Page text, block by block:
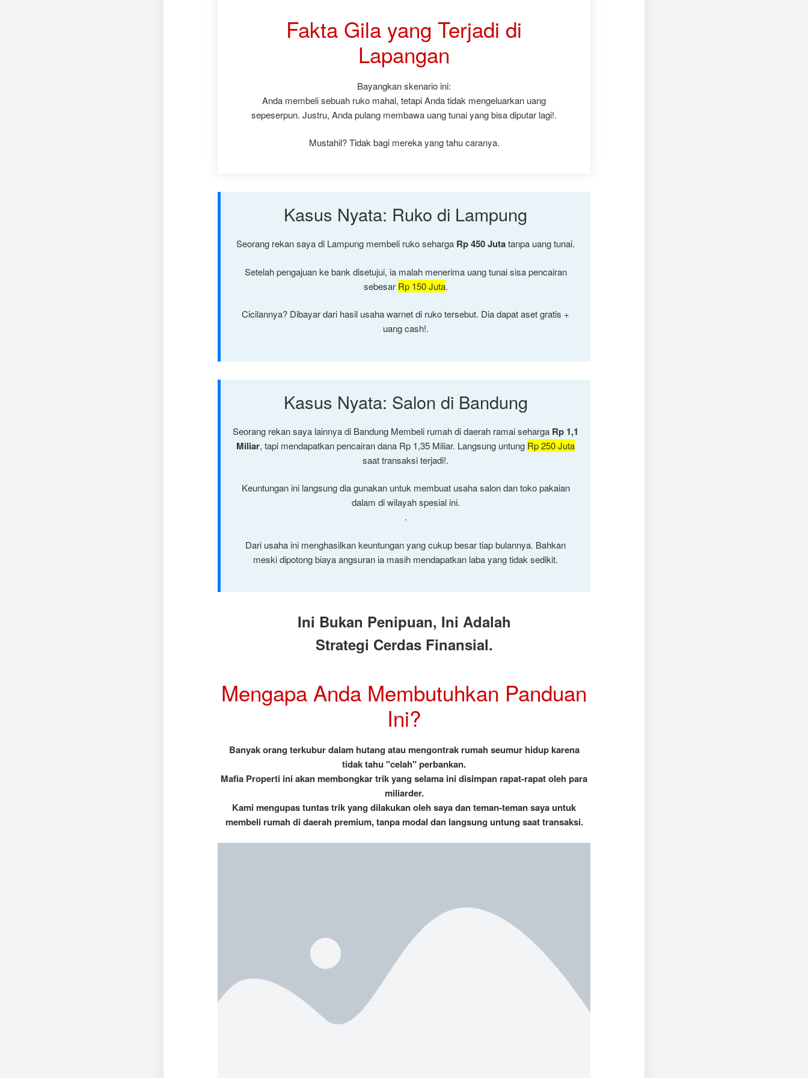
Fakta Gila yang Terjadi di
Lapangan
Bayangkan skenario ini:
Anda membeli sebuah ruko mahal, tetapi Anda tidak mengeluarkan uang
sepeserpun. Justru, Anda pulang membawa uang tunai yang bisa diputar lagi!.
Mustahil? Tidak bagi mereka yang tahu caranya.
Kasus Nyata: Ruko di Lampung
Seorang rekan saya di Lampung membeli ruko seharga Rp 450 Jutatanpa uang tunai.
Setelah pengajuan ke bank disetujui, ia malah menerima uang tunai sisa pencairan
sebesar Rp 150 Juta.
Cicilannya? Dibayar dari hasil usaha warnet di ruko tersebut. Dia dapat aset gratis +
uang cash!.
Kasus Nyata: Salon di Bandung
Seorang rekan saya lainnya di Bandung Membeli rumah di daerah ramai seharga Rp 1,1
Miliar, tapi mendapatkan pencairan dana Rp 1,35 Miliar. Langsung untung Rp 250 Juta
saat transaksi terjadi!.
Keuntungan ini langsung dia gunakan untuk membuat usaha salon dan toko pakaian
dalam di wilayah spesial ini.
.
Dari usaha ini menghasilkan keuntungan yang cukup besar tiap bulannya. Bahkan
meski dipotong biaya angsuran ia masih mendapatkan laba yang tidak sedikit.
Ini Bukan Penipuan, Ini Adalah
Strategi Cerdas Finansial.
Mengapa Anda Membutuhkan Panduan
Ini?
Banyak orang terkubur dalam hutang atau mengontrak rumah seumur hidup karena
tidak tahu "celah" perbankan.
Mafia Properti ini akan membongkar trik yang selama ini disimpan rapat-rapat oleh para
miliarder.
Kami mengupas tuntas trik yang dilakukan oleh saya dan teman-teman saya untuk
membeli rumah di daerah premium, tanpa modal dan langsung untung saat transaksi.